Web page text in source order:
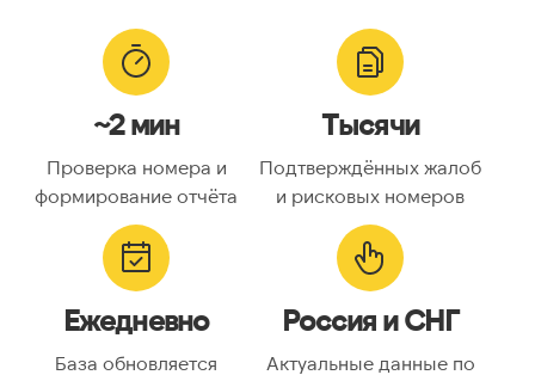
~2 мин
Проверка номера и
формирование отчёта
Тысячи
Подтверждённых жалоб
и рисковых номеров
Ежедневно
База обновляется
Россия и СНГ
Актуальные данные по